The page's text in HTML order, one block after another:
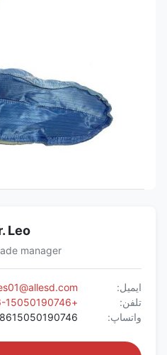
Leo
manager
ایمیل:
تلفن:
+86-15050190746
واتساپ:
8615050190746